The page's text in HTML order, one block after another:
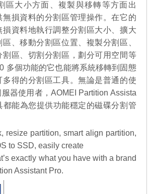
區大小方面、複製與移轉等方面出
損資料的分割區管理操作。在它的
資料地執行調整分割區大小、擴大
、移動分割區位置、複製分割區、
割區、切割分割區，劃分可用空間等
多個功能的它也能將系統移轉到固態
得的分割區工具。無論是普通的使
器使用者，AOMEI Partition Assista
都能為您提供功能穩定的磁碟分割管
resize partition, smart align partition,
to SSD, easily create
exactly what you have with a brand
Assistant Pro.